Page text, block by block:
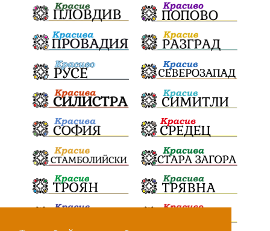
Живи свидетели на историята
БрашноСтоименов ИстинскиХляб
БългарскоКачество ПътнаИнфраструктура
Асфалт ВСС СъдебнаРеформа Шантаж
ПолитическиНатиск ЗаплахаЗаАрест
ПартияВеличие
ВоенниТехнологии